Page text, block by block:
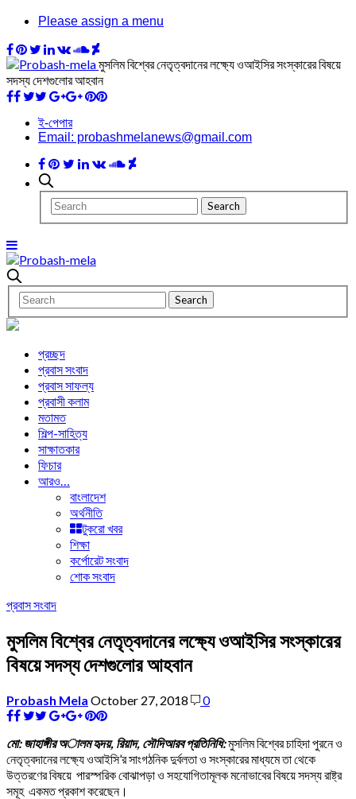
Please assign a menu
মুসলিম বিশ্বের নেতৃত্বদানের লক্ষ্যে ওআইসির সংস্কারের বিষয়ে
সদস্য দেশগুলোর আহবান
ই-পেপার
Email: probashmelanews@gmail.com
প্রচ্ছদ
প্রবাস সংবাদ
প্রবাস সাফল্য
প্রবাসী কলাম
মতামত
শিল্প-সাহিত্য
সাক্ষাতকার
ফিচার
আরও…
বাংলাদেশ
অর্থনীতি
টুকরো খবর
শিক্ষা
কর্পোরেট সংবাদ
শোক সংবাদ
প্রবাস সংবাদ
মুসলিম বিশ্বের নেতৃত্বদানের লক্ষ্যে ওআইসির সংস্কারের
বিষয়ে সদস্য দেশগুলোর আহবান
Probash Mela October 27, 2018 0
মো: জাহাঙ্গীর অালম হৃদয়, রিয়াদ, সৌদিআরব প্রতিনিধি:মুসলিম বিশ্বের চাহিদা পুরনে ও
নেতৃত্বদানের লক্ষ্যে ওআইসি’র সাংগঠনিক দুর্বলতা ও সংস্কারের মাধ্যমে তা থেকে
উত্তরণের বিষয়ে পারস্পরিক বোঝাপড়া ও সহযোগিতামূলক মনোভাবের বিষয়ে সদস্য রাষ্ট্র
সমূহ একমত প্রকাশ করেছেন।